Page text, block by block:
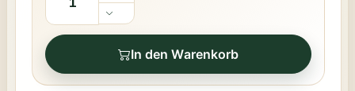
In den Warenkorb